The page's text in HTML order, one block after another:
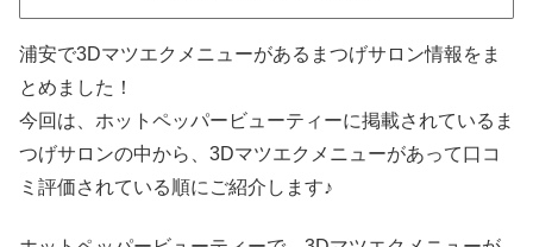
浦安で3Dマツエクメニューがあるまつげサロン情報をま
とめました！
今回は、ホットペッパービューティーに掲載されているま
つげサロンの中から、3Dマツエクメニューがあって口コ
ミ評価されている順にご紹介します♪